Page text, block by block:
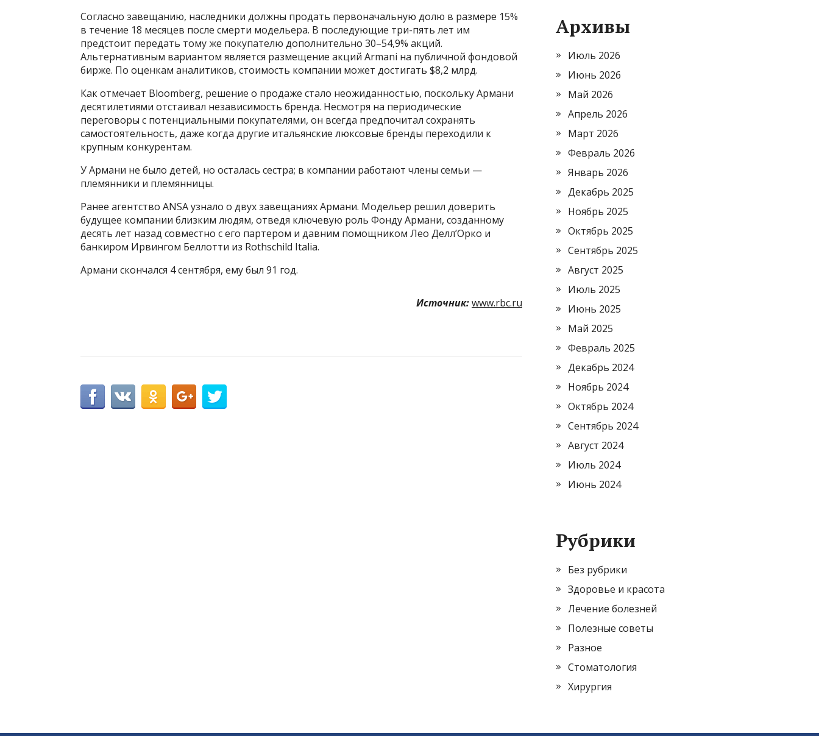
Согласно завещанию, наследники должны продать первоначальную долю в размере 15%
в течение 18 месяцев после смерти модельера. В последующие три-пять лет им
предстоит передать тому же покупателю дополнительно 30–54,9% акций.
Альтернативным вариантом является размещение акций Armani на публичной фондовой
бирже. По оценкам аналитиков, стоимость компании может достигать $8,2 млрд.
Как отмечает Bloomberg, решение о продаже стало неожиданностью, поскольку Армани
десятилетиями отстаивал независимость бренда. Несмотря на периодические
переговоры с потенциальными покупателями, он всегда предпочитал сохранять
самостоятельность, даже когда другие итальянские люксовые бренды переходили к
крупным конкурентам.
У Армани не было детей, но осталась сестра; в компании работают члены семьи —
племянники и племянницы.
Ранее агентство ANSA узнало о двух завещаниях Армани. Модельер решил доверить
будущее компании близким людям, отведя ключевую роль Фонду Армани, созданному
десять лет назад совместно с его партером и давним помощником Лео Делл’Орко и
банкиром Ирвингом Беллотти из Rothschild Italia.
Армани скончался 4 сентября, ему был 91 год.
Источник:www.rbc.ru
Архивы
Июль 2026
Июнь 2026
Май 2026
Апрель 2026
Март 2026
Февраль 2026
Январь 2026
Декабрь 2025
Ноябрь 2025
Октябрь 2025
Сентябрь 2025
Август 2025
Июль 2025
Июнь 2025
Май 2025
Февраль 2025
Декабрь 2024
Ноябрь 2024
Октябрь 2024
Сентябрь 2024
Август 2024
Июль 2024
Июнь 2024
Рубрики
Без рубрики
Здоровье и красота
Лечение болезней
Полезные советы
Разное
Стоматология
Хирургия